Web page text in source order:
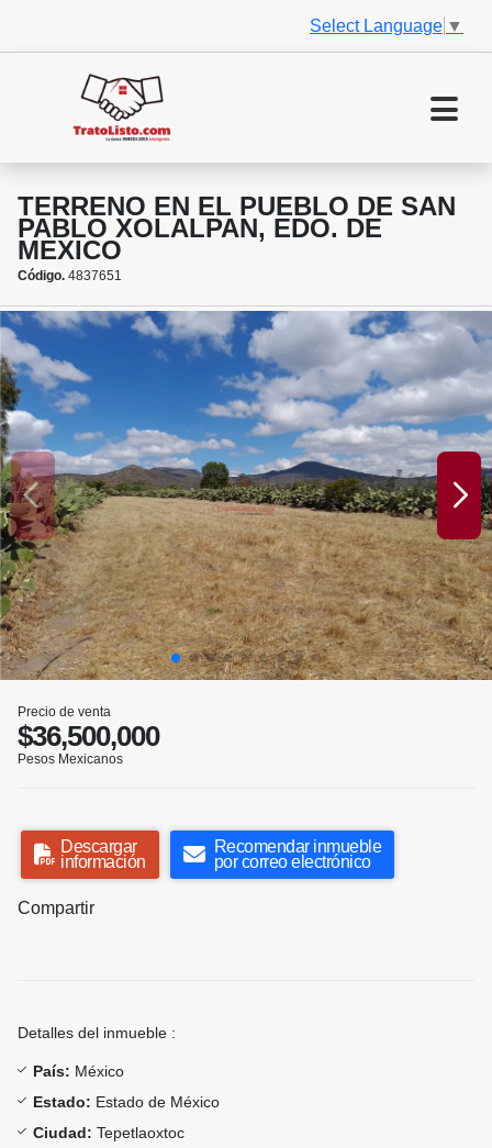
Select Language ▼
TERRENO EN EL PUEBLO DE SAN
PABLO XOLALPAN, EDO. DE
MEXICO
Código. 4837651
Precio de venta
$36,500,000
Pesos Mexicanos
Descargar
información
Recomendar inmueble
por correo electrónico
Compartir
Detalles del inmueble :
País: México
Estado: Estado de México
Ciudad: Tepetlaoxtoc